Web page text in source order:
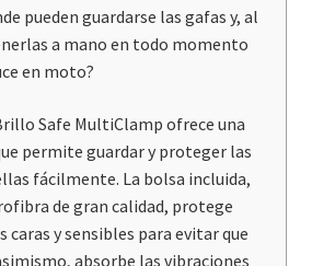
pueden guardarse las gafas y, al
a mano en todo momento
en moto?
Safe MultiClamp ofrece una
permite guardar y proteger las
fácilmente. La bolsa incluida,
de gran calidad, protege
caras y sensibles para evitar que
absorbe las vibraciones